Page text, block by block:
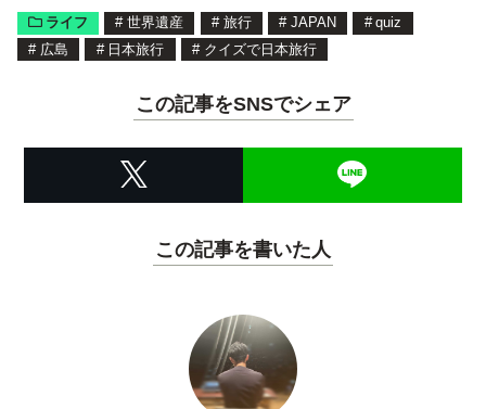
ライフ # 世界遺産 # 旅行 # JAPAN # quiz
# 広島 # 日本旅行 # クイズで日本旅行
この記事をSNSでシェア
この記事を書いた人